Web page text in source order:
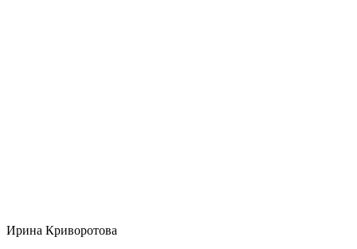
Ирина Криворотова